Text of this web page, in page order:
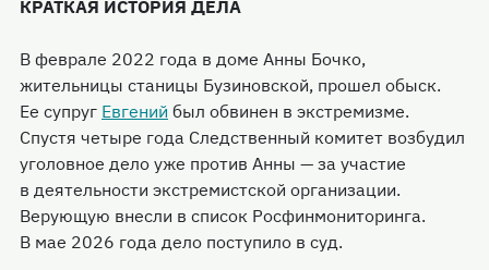
КРАТКАЯ ИСТОРИЯ ДЕЛА
В феврале 2022 года в доме Анны Бочко,
жительницы станицы Бузиновской, прошел обыск.
Ее супруг Евгений был обвинен в экстремизме.
Спустя четыре года Следственный комитет возбудил
уголовное дело уже против Анны — за участие
в деятельности экстремистской организации.
Верующую внесли в список Росфинмониторинга.
В мае 2026 года дело поступило в суд.